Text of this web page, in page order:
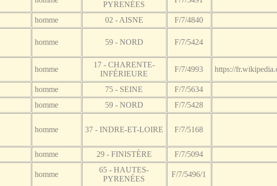
PYRENÉES
homme 02 - AISNE F/7/4840
homme 59 - NORD F/7/5424
homme
17 - CHARENTE-
INFÉRIEURE
F/7/4993 https://
homme 75 - SEINE
F/7/5634
homme 59 - NORD F/7/5428
homme 37 - INDRE-ET-LOIRE F/7/5168
homme 29 - FINISTÈRE F/7/5094
homme
65 - HAUTES-
PYRENÉES
F/7/5496/1